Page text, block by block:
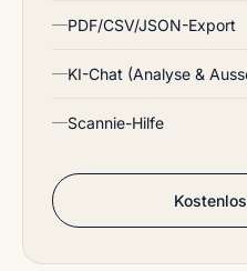
PDF/CSV/JSON-Export
KI-Chat (Analyse &
Scannie-Hilfe